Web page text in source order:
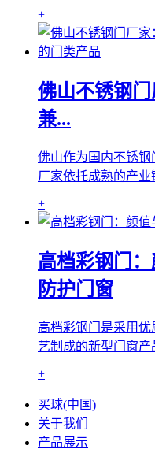
+
佛山不锈钢
兼...
佛山作为国内不锈钢
厂家依托成熟的产业
+
高档彩钢门
防护门窗
高档彩钢门是采用
艺制成的新型门窗产
+
买球(中国)
关于我们
产品展示